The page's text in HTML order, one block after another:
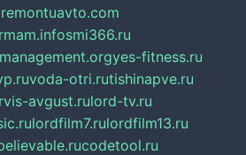
smi366.ru
yes-fitness.ru
voda-otri.rutishinapve.ru
avgust.rulord-tv.ru
lordfilm7.rulordfilm13.ru
codetool.ru